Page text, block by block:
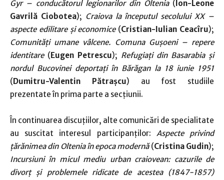
Gyr – conducătorul legionarilor din Oltenia(Ion-Leone
Gavrilă Ciobotea); Craiova la începutul secolului XX –
aspecte edilitare și economice(Cristian-Iulian Ceacîru);
Comunități umane vâlcene. Comuna Gușoeni – repere
identitare(Eugen Petrescu); Refugiați din Basarabia și
nordul Bucovinei deportați în Bărăgan la 18 iunie 1951
(Dumitru-Valentin Pătrașcu) au fost studiile
prezentate în prima parte a secțiunii.
În continuarea discuțiilor, alte comunicări de specialitate
au suscitat interesul participanților: Aspecte privind
țărănimea din Oltenia în epoca modernă(Cristina Gudin);
Incursiuni în micul mediu urban craiovean: cazurile de
divorț și problemele ridicate de acestea (1847-1857)